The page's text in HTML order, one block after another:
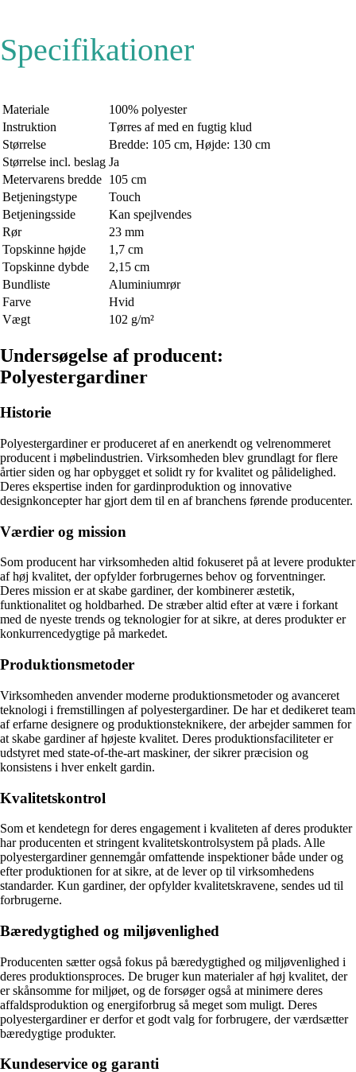
Specifikationer
Materiale
100% polyester
Instruktion
Tørres af med en fugtig klud
Størrelse
Bredde: 105 cm, Højde: 130 cm
Størrelse incl. beslag Ja
Metervarens bredde 105 cm
Betjeningstype
Touch
Betjeningsside
Kan spejlvendes
Rør
23 mm
Topskinne højde
1,7 cm
Topskinne dybde
2,15 cm
Bundliste
Aluminiumrør
Farve
Hvid
Vægt
102 g/m²
Undersøgelse af producent:
Polyestergardiner
Historie
Polyestergardiner er produceret af en anerkendt og velrenommeret
producent i møbelindustrien. Virksomheden blev grundlagt for flere
årtier siden og har opbygget et solidt ry for kvalitet og pålidelighed.
Deres ekspertise inden for gardinproduktion og innovative
designkoncepter har gjort dem til en af branchens førende producenter.
Værdier og mission
Som producent har virksomheden altid fokuseret på at levere produkter
af høj kvalitet, der opfylder forbrugernes behov og forventninger.
Deres mission er at skabe gardiner, der kombinerer æstetik,
funktionalitet og holdbarhed. De stræber altid efter at være i forkant
med de nyeste trends og teknologier for at sikre, at deres produkter er
konkurrencedygtige på markedet.
Produktionsmetoder
Virksomheden anvender moderne produktionsmetoder og avanceret
teknologi i fremstillingen af ​​polyestergardiner. De har et dedikeret team
af erfarne designere og produktionsteknikere, der arbejder sammen for
at skabe gardiner af højeste kvalitet. Deres produktionsfaciliteter er
udstyret med state-of-the-art maskiner, der sikrer præcision og
konsistens i hver enkelt gardin.
Kvalitetskontrol
Som et kendetegn for deres engagement i kvaliteten af ​​deres produkter
har producenten et stringent kvalitetskontrolsystem på plads. Alle
polyestergardiner gennemgår omfattende inspektioner både under og
efter produktionen for at sikre, at de lever op til virksomhedens
standarder. Kun gardiner, der opfylder kvalitetskravene, sendes ud til
forbrugerne.
Bæredygtighed og miljøvenlighed
Producenten sætter også fokus på bæredygtighed og miljøvenlighed i
deres produktionsproces. De bruger kun materialer af høj kvalitet, der
er skånsomme for miljøet, og de forsøger også at minimere deres
affaldsproduktion og energiforbrug så meget som muligt. Deres
polyestergardiner er derfor et godt valg for forbrugere, der værdsætter
bæredygtige produkter.
Kundeservice og garanti